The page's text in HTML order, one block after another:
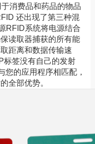
消费品和药品的物品
还出现了第三种混
RFID系统将电源结合
读取器捕获的所有能
距离和数据传输速
标签没有自己的发射
您的应用程序相匹配，
全部优势。